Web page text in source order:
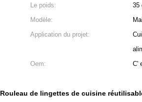
Le poids:
35
Modèle:
Application du projet:
Oem: C'
Rouleau de lingettes de cuisine